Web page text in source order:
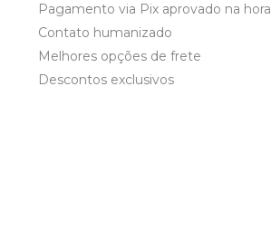
Pagamento via Pix aprovado na hora
Contato humanizado
Melhores opções de frete
Descontos exclusivos